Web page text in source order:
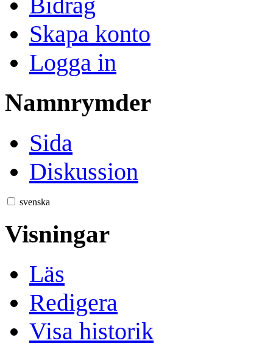
Skapa konto
Logga in
Namnrymder
Sida
Diskussion
svenska
Visningar
Läs
Redigera
Visa historik